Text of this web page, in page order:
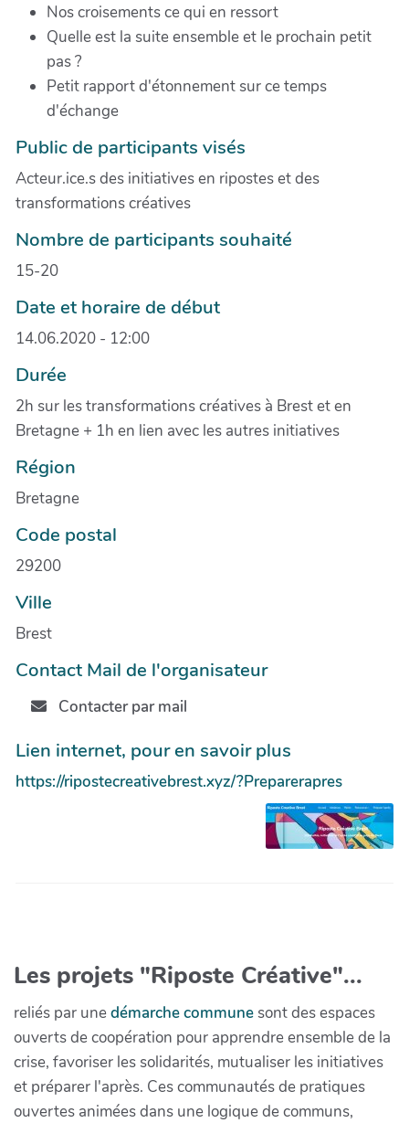
Nos croisements ce qui en ressort
Quelle est la suite ensemble et le prochain petit
pas ?
Petit rapport d'étonnement sur ce temps
d'échange
Public de participants visés
Acteur.ice.s des initiatives en ripostes et des
transformations créatives
Nombre de participants souhaité
15-20
Date et horaire de début
14.06.2020 - 12:00
Durée
2h sur les transformations créatives à Brest et en
Bretagne + 1h en lien avec les autres initiatives
Région
Bretagne
Code postal
29200
Ville
Brest
Contact Mail de l'organisateur
Contacter par mail
Lien internet, pour en savoir plus
https://ripostecreativebrest.xyz/?Preparerapres
Les projets "Riposte Créative"...
reliés par unedémarche communesont des espaces
ouverts de coopération pour apprendre ensemble de la
crise, favoriser les solidarités, mutualiser les initiatives
et préparer l'après. Ces communautés de pratiques
ouvertes animées dans une logique de communs,